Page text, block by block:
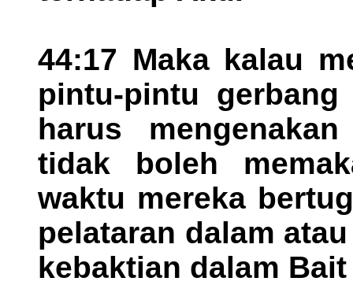
44:17 Maka kalau
pintu-pintu gerbang
harus
tidak boleh
waktu mereka
pelataran dalam
kebaktian dalam